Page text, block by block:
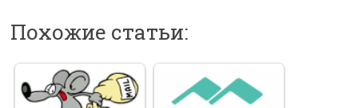
Похожие статьи: